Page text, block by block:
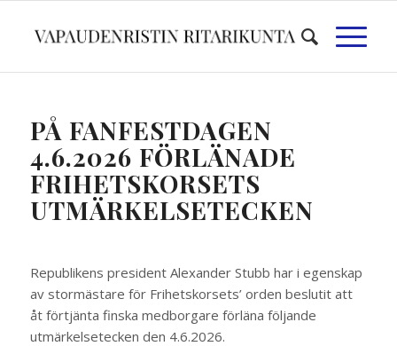
PÅ FANFESTDAGEN
4.6.2026 FÖRLÄNADE
FRIHETSKORSETS
UTMÄRKELSETECKEN
Republikens president Alexander Stubb har i egenskap
av stormästare för Frihetskorsets’ orden beslutit att
åt förtjänta finska medborgare förläna följande
utmärkelsetecken den 4.6.2026.